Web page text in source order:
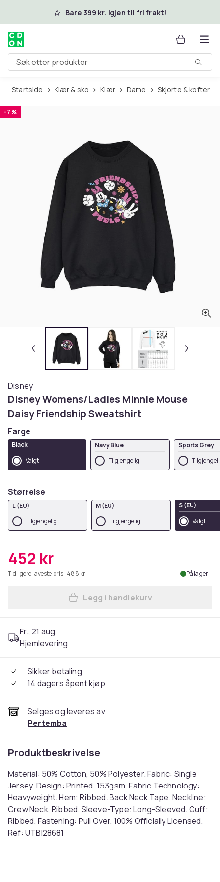
Hopp til hovedinnholdBare 399 kr. igjen til fri frakt!
Søk etter produkter
Startside Klær & sko Klær Dame Skjorte & kofter
-7 %
Disney
Disney Womens/Ladies Minnie Mouse
Daisy Friendship Sweatshirt
Farge
Black
Valgt
Navy Blue
Tilgjengelig
Sports Grey
Størrelse
L (EU)
Tilgjengelig
M (EU)
Tilgjengelig
S (EU)
Valgt
452 kr
Tidligere laveste pris: 488 kr På lager
Legg Disney Womens/
Legg i handlekurv
Fr., 21 aug.
Hjemlevering
Sikker betaling
14 dagers åpent kjøp
Selges og leveres av
Pertemba
Produktbeskrivelse
Material: 50% Cotton, 50% Polyester. Fabric: Single
Jersey. Design: Printed. 153gsm. Fabric Technology:
Heavyweight. Hem: Ribbed. Back Neck Tape. Neckline:
Crew Neck, Ribbed. Sleeve-Type: Long-Sleeved. Cuff:
Ribbed. Fastening: Pull Over. 100% Officially Licensed.
Ref: UTBI28681